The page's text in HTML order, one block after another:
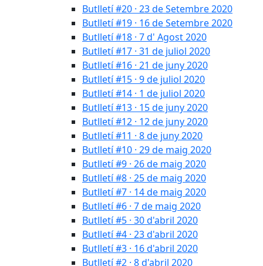
Butlletí #20 · 23 de Setembre 2020
Butlletí #19 · 16 de Setembre 2020
Butlletí #18 · 7 d' Agost 2020
Butlletí #17 · 31 de juliol 2020
Butlletí #16 · 21 de juny 2020
Butlletí #15 · 9 de juliol 2020
Butlletí #14 · 1 de juliol 2020
Butlletí #13 · 15 de juny 2020
Butlletí #12 · 12 de juny 2020
Butlletí #11 · 8 de juny 2020
Butlletí #10 · 29 de maig 2020
Butlletí #9 · 26 de maig 2020
Butlletí #8 · 25 de maig 2020
Butlletí #7 · 14 de maig 2020
Butlletí #6 · 7 de maig 2020
Butlletí #5 · 30 d'abril 2020
Butlletí #4 · 23 d'abril 2020
Butlletí #3 · 16 d'abril 2020
Butlletí #2 · 8 d'abril 2020